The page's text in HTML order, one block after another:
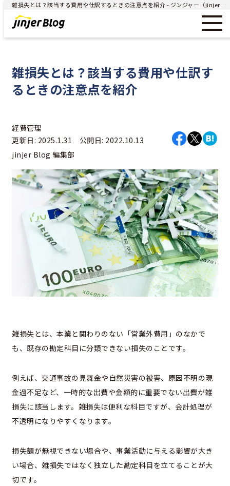
雑損失とは？該当する費用や仕訳するときの注意点を紹介 - ジンジャー（jinjer）｜統合型人事システム
雑損失とは？該当する費用や仕訳す
るときの注意点を紹介
経費管理
更新日: 2025.1.31 公開日: 2022.10.13
jinjer Blog 編集部
雑損失とは、本業と関わりのない「営業外費用」のなかで
も、既存の勘定科目に分類できない損失のことです。
例えば、交通事故の見舞金や自然災害の被害、原因不明の現
金過不足など、一時的な出費や金額的に重要でない出費が雑
損失に該当します。雑損失は便利な科目ですが、会計処理が
不透明になりやすくなります。
損失額が無視できない場合や、事業活動に与える影響が大き
い場合、雑損失ではなく独立した勘定科目を立てることが大
切です。